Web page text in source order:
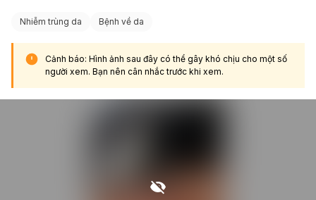
Nhiễm trùng da Bệnh về da
Cảnh báo: Hình ảnh sau đây có thể gây khó chịu cho một số
người xem. Bạn nên cân nhắc trước khi xem.